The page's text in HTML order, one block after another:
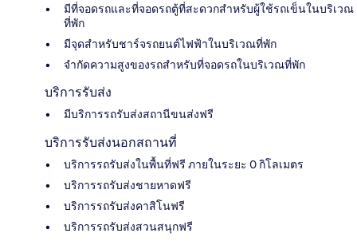
มีที่จอดรถและที่จอดรถตู้ที่สะดวกสำหรับผู้ใช้รถเข็นในบริเวณ
ที่พัก
มีจุดสำหรับชาร์จรถยนต์ไฟฟ้าในบริเวณที่พัก
จำกัดความสูงของรถสำหรับที่จอดรถในบริเวณที่พัก
บริการรับส่ง
มีบริการรถรับส่งสถานีขนส่งฟรี
บริการรับส่งนอกสถานที่
บริการรถรับส่งในพื้นที่ฟรี ภายในระยะ 0 กิโลเมตร
บริการรถรับส่งชายหาดฟรี
บริการรถรับส่งคาสิโนฟรี
บริการรถรับส่งสวนสนุกฟรี